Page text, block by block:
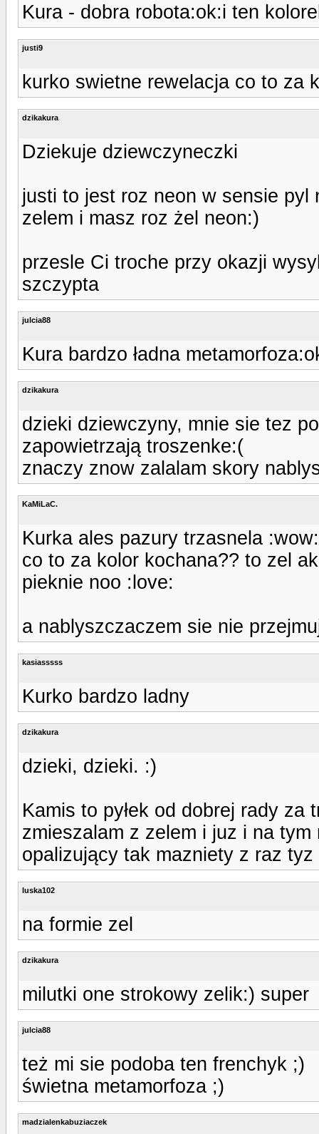
Kura - dobra robota:ok:i ten
justi9
kurko swietne rewelacja co to za
dzikakura
Dziekuje dziewczyneczki
justi to jest roz neon w sensie pyl
zelem i masz roz żel neon:)
przesle Ci troche przy okazji
szczypta
julcia88
Kura bardzo ładna
dzikakura
dzieki dziewczyny, mnie sie tez
zapowietrzają troszenke:(
znaczy znow zalalam skory
KaMiLaC.
Kurka ales pazury trzasnela
co to za kolor kochana?? to zel
pieknie noo :love:
a nablyszczaczem sie nie
kasiasssss
Kurko bardzo ladny
dzikakura
dzieki, dzieki. :)
Kamis to pyłek od dobrej rady
zmieszalam z zelem i juz i na
opalizujący tak mazniety z raz
luska102
na formie zel
dzikakura
milutki one strokowy zelik:) super
julcia88
też mi sie podoba ten frenchyk ;)
świetna metamorfoza ;)
madzialenkabuziaczek